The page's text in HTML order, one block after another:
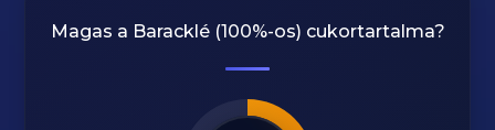
Magas a Baracklé (100%-os) cukortartalma?